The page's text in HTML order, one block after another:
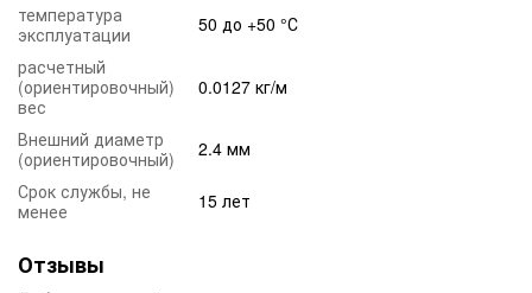
температура
эксплуатации
50 до +50 °С
расчетный
(ориентировочный)
вес
0.0127 кг/м
Внешний диаметр
(ориентировочный)
2.4 мм
Срок службы, не
менее
15 лет
Отзывы